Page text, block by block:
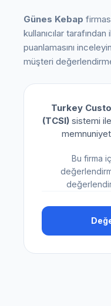
Günes Kebap
kullanıcılar
puanlamasını
müşteri
Turkey
(TCSI)sistemi
Bu firma